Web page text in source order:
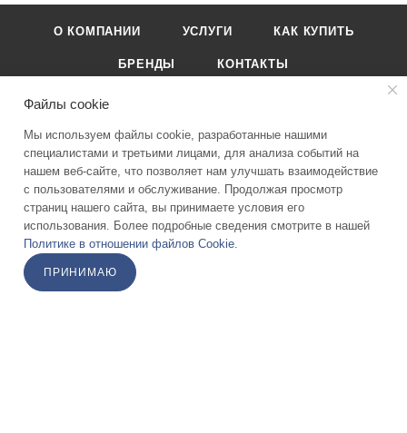
О КОМПАНИИ УСЛУГИ КАК КУПИТЬ
БРЕНДЫ КОНТАКТЫ
8-495-989-51-83
info@stomicom
г. Москва ул. Москворечье 4к3 1 этаж
Файлы cookie
Мы используем файлы cookie, разработанные нашими
специалистами и третьими лицами, для анализа событий на
нашем веб-сайте, что позволяет нам улучшать взаимодействие
с пользователями и обслуживание. Продолжая просмотр
страниц нашего сайта, вы принимаете условия его
использования. Более подробные сведения смотрите в нашей
Политике в отношении файлов Cookie.
ПРИНИМАЮ